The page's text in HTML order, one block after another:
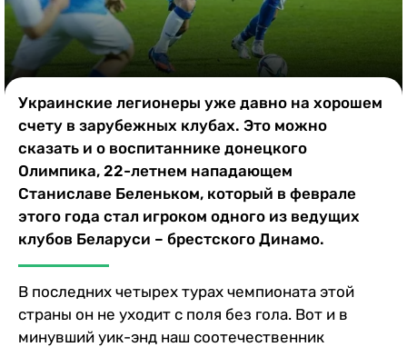
Украинские легионеры уже давно на хорошем
счету в зарубежных клубах. Это можно
сказать и о воспитаннике донецкого
Олимпика, 22-летнем нападающем
Станиславе Беленьком, который в феврале
этого года стал игроком одного из ведущих
клубов Беларуси – брестского Динамо.
В последних четырех турах чемпионата этой
страны он не уходит с поля без гола. Вот и в
минувший уик-энд наш соотечественник